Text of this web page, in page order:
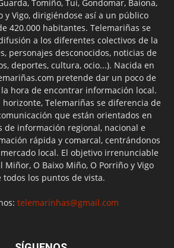
Tomiño, Tui, Gondomar, Baiona,
y Vigo, dirigiéndose así a un público
420.000 habitantes. Telemariñas se
a los diferentes colectivos de la
personajes desconocidos, noticias de
deportes, cultura, ocio...). Nacida en
pretende dar un poco de
hora de encontrar información local.
horizonte, Telemariñas se diferencia de
que están orientados en
de información regional, nacional e
rápida y comarcal, centrándonos
local. El objetivo irrenunciable
Miñor, O Baixo Miño, O Porriño y Vigo
todos los puntos de vista.
telemarinhas@gmail.com